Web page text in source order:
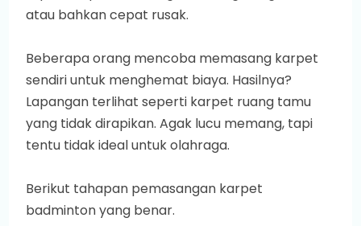
atau bahkan cepat rusak.
Beberapa orang mencoba memasang karpet
sendiri untuk menghemat biaya. Hasilnya?
Lapangan terlihat seperti karpet ruang tamu
yang tidak dirapikan. Agak lucu memang, tapi
tentu tidak ideal untuk olahraga.
Berikut tahapan pemasangan karpet
badminton yang benar.